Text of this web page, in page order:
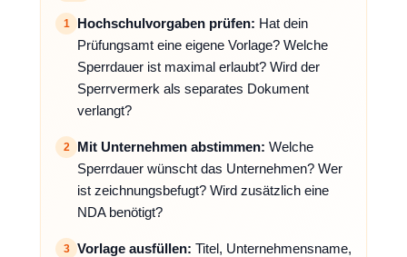
1 Hochschulvorgaben prüfen: Hat dein
Prüfungsamt eine eigene Vorlage? Welche
Sperrdauer ist maximal erlaubt? Wird der
Sperrvermerk als separates Dokument
verlangt?
2 Mit Unternehmen abstimmen: Welche
Sperrdauer wünscht das Unternehmen? Wer
ist zeichnungsbefugt? Wird zusätzlich eine
NDA benötigt?
3 Vorlage ausfüllen: Titel, Unternehmensname,